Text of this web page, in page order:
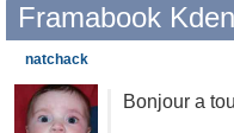
Framabook
Bonjour a
natchack